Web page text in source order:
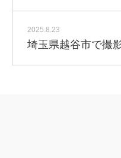
2025.8.23
埼玉県越谷市で撮